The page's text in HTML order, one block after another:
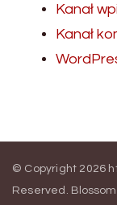
Kanał
Kanał
© Copyright 2026
Reserved.